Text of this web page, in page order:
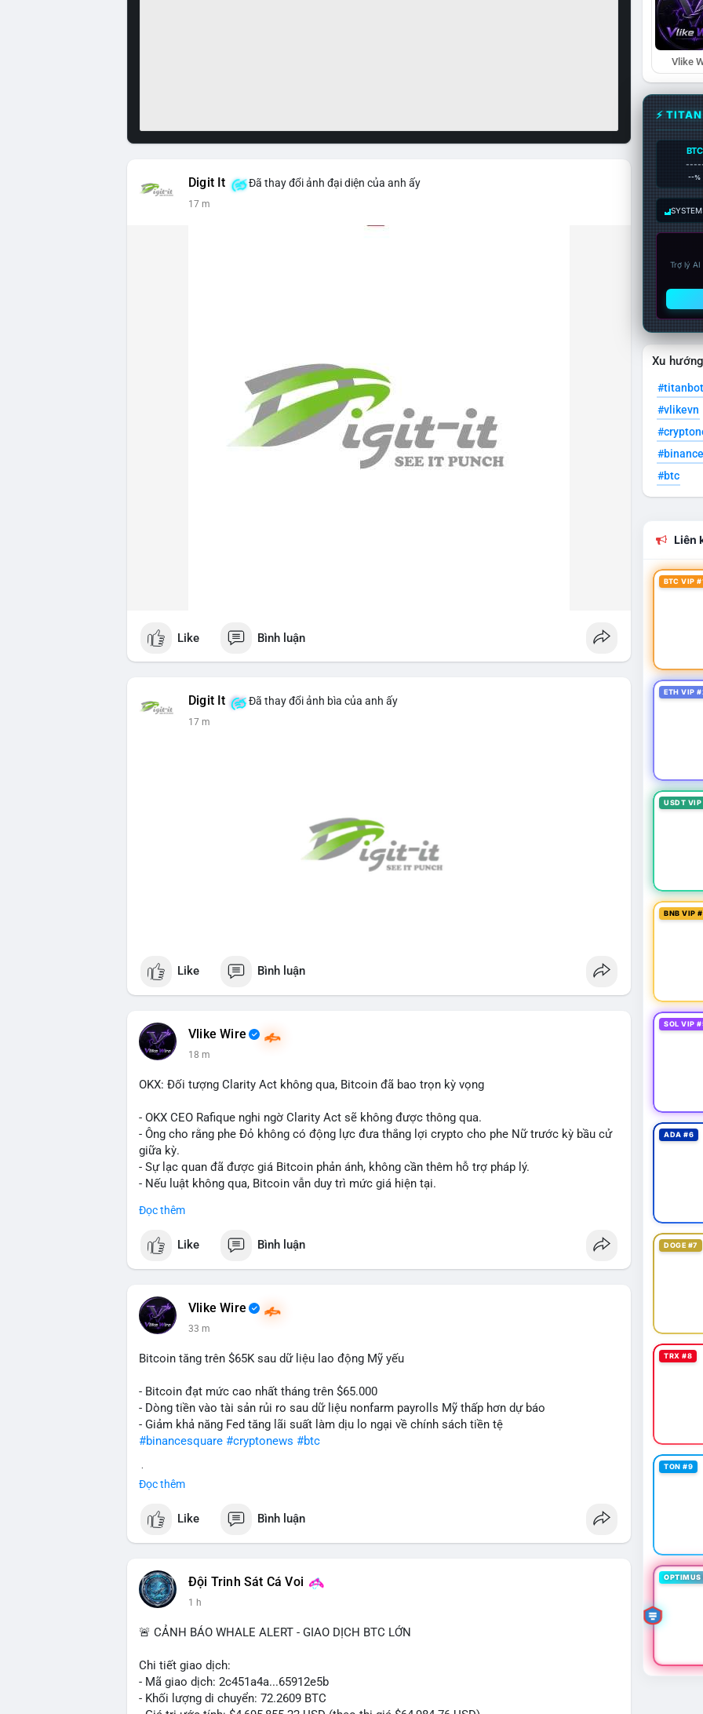
Digit It Đã thay đổi ảnh đại diện của anh ấy
17 m
Like Bình luận
Digit It Đã thay đổi ảnh bìa của anh ấy
17 m
Like Bình luận
Vlike Wire
18 m
OKX: Đối tượng Clarity Act không qua, Bitcoin đã bao trọn kỳ vọng
- OKX CEO Rafique nghi ngờ Clarity Act sẽ không được thông qua.
- Ông cho rằng phe Đỏ không có động lực đưa thắng lợi crypto cho phe Nữ trước kỳ bầu cử
giữa kỳ.
- Sự lạc quan đã được giá Bitcoin phản ánh, không cần thêm hỗ trợ pháp lý.
- Nếu luật không qua, Bitcoin vẫn duy trì mức giá hiện tại.
#binancesquare
$btc
📰 Nguồn: CoinDesk
Đọc thêm
Like Bình luận
Vlike Wire
33 m
Bitcoin tăng trên $65K sau dữ liệu lao động Mỹ yếu
- Bitcoin đạt mức cao nhất tháng trên $65.000
- Dòng tiền vào tài sản rủi ro sau dữ liệu nonfarm payrolls Mỹ thấp hơn dự báo
- Giảm khả năng Fed tăng lãi suất làm dịu lo ngại về chính sách tiền tệ
#binancesquare #cryptonews #btc
📰 Nguồn: Cointelegraph
Đọc thêm
Like Bình luận
Đội Trinh Sát Cá Voi
1 h
🚨 CẢNH BÁO WHALE ALERT - GIAO DỊCH BTC LỚN
Chi tiết giao dịch:
- Mã giao dịch: 2c451a4a...65912e5b
- Khối lượng di chuyển: 72.2609 BTC
Vlike
⚡
BTC
--%
Trợ lý
Xu
#titanbot
#vlikevn
#btc
Liên
BTC VIP
ETH VIP
USDT
BNB VIP
SOL VIP
ADA #6
DOGE #7
TRX #8
TON #9
OPTIMUS